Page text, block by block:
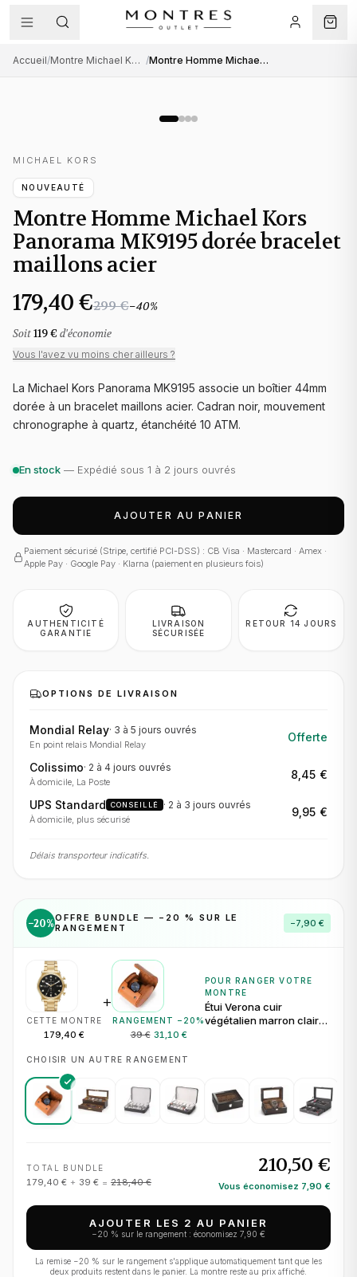
Accueil/ Montre Michael Kors homme / Montre Homme Michael Kors Panorama MK9195 dorée bracelet maillons acier
MICHAEL KORS
NOUVEAUTÉ
Montre Homme Michael Kors
Panorama MK9195 dorée bracelet
maillons acier
179,40 €299 €−40%
Soit119 € d'économie
Vous l'avez vu moins cher ailleurs ?
La Michael Kors Panorama MK9195 associe un boîtier 44mm
dorée à un bracelet maillons acier. Cadran noir, mouvement
chronographe à quartz, étanchéité 10 ATM.
En stock — Expédié sous 1 à 2 jours ouvrés
AJOUTER AU PANIER
Paiement sécurisé (Stripe, certifié PCI-DSS) : CB Visa · Mastercard · Amex ·
Apple Pay · Google Pay · Klarna (paiement en plusieurs fois)
AUTHENTICITÉ
GARANTIE
LIVRAISON
SÉCURISÉE
RETOUR 14 JOURS
OPTIONS DE LIVRAISON
Mondial Relay· 3 à 5 jours ouvrés
En point relais Mondial Relay
Offerte
Colissimo· 2 à 4 jours ouvrés
À domicile, La Poste
8,45 €
UPS Standard CONSEILLÉ · 2 à 3 jours ouvrés
À domicile, plus sécurisé
9,95 €
Délais transporteur indicatifs.
−20%OFFRE BUNDLE — − 20 % SUR LE
RANGEMENT
−7,90 €
CETTE MONTRE
179,40 €
+
RANGEMENT − 20 %
39 € 31,10 €
POUR RANGER VOTRE
MONTRE
Étui Verona cuir
végétalien marron clair
CHOISIR UN AUTRE RANGEMENT
TOTAL BUNDLE
179,40 € + 39 € = 218,40 €
210,50 €
Vous économisez 7,90 €
AJOUTER LES 2 AU PANIER
−20 % sur le rangement : économisez 7,90 €
La remise −20 % sur le rangement s'applique automatiquement tant que les
deux produits restent dans le panier. La montre reste au prix affiché.